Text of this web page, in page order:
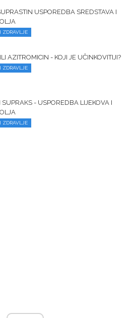
USPOREDBA SREDSTAVA I
ZDRAVLJE
AZITROMICIN - KOJI JE UČINKOVITIJI?
ZDRAVLJE
SUPRAKS - USPOREDBA LIJEKOVA I
ZDRAVLJE